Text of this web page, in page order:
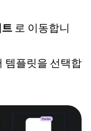
로 이동합니
템플릿을 선택합